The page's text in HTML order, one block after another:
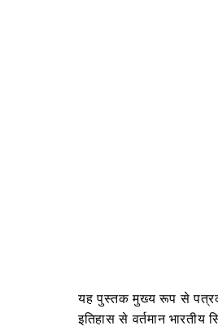
यह पुस्तक मुख्य रूप से
इतिहास से वर्तमान